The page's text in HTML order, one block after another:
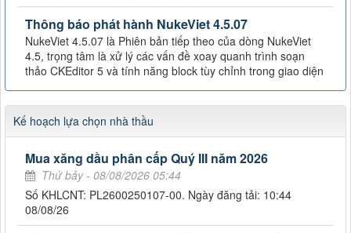
Thông báo phát hành NukeViet 4.5.07
NukeViet 4.5.07 là Phiên bản tiếp theo của dòng NukeViet
4.5, trọng tâm là xử lý các vấn đề xoay quanh trình soạn
thảo CKEditor 5 và tính năng block tùy chỉnh trong giao diện
Kế hoạch lựa chọn nhà thầu
Mua xăng dầu phân cấp Quý III năm 2026
Thứ bảy - 08/08/2026 05:44
Số KHLCNT: PL2600250107-00. Ngày đăng tải: 10:44
08/08/26